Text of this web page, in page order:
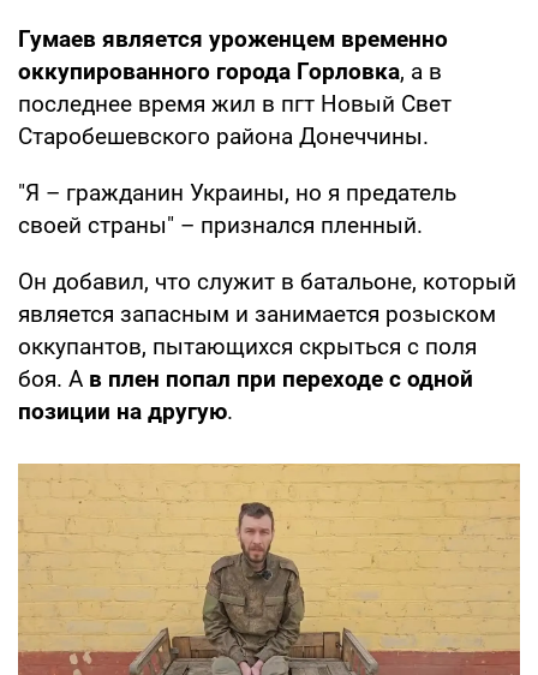
Гумаев является уроженцем временно
оккупированного города Горловка, а в
последнее время жил в пгт Новый Свет
Старобешевского района Донеччины.
"Я – гражданин Украины, но я предатель
своей страны" – признался пленный.
Он добавил, что служит в батальоне, который
является запасным и занимается розыском
оккупантов, пытающихся скрыться с поля
боя. А в плен попал при переходе с одной
позиции на другую.